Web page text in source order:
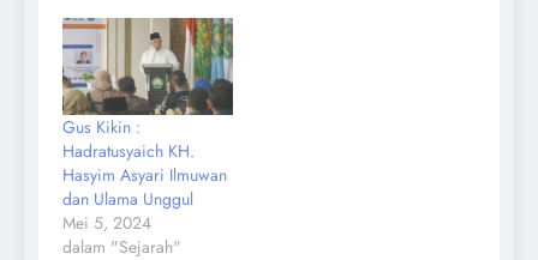
Gus Kikin :
Hadratusyaich KH.
Hasyim Asyari Ilmuwan
dan Ulama Unggul
Mei 5, 2024
dalam "Sejarah"